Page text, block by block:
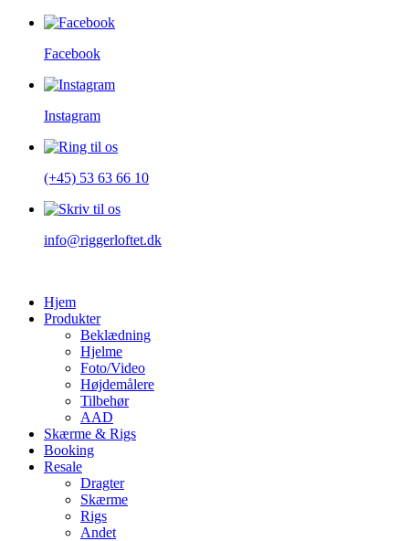
Facebook
Instagram
(+45) 53 63 66 10
info@riggerloftet.dk
Hjem
Produkter
Beklædning
Hjelme
Foto/Video
Højdemålere
Tilbehør
AAD
Skærme & Rigs
Booking
Resale
Dragter
Skærme
Rigs
Andet